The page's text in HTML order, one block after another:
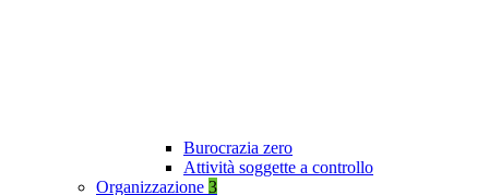
Burocrazia zero
Attività soggette a controllo
Organizzazione 3